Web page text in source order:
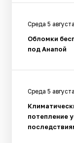
Среда 5
Обломки
под Анапой
Среда 5
потепление